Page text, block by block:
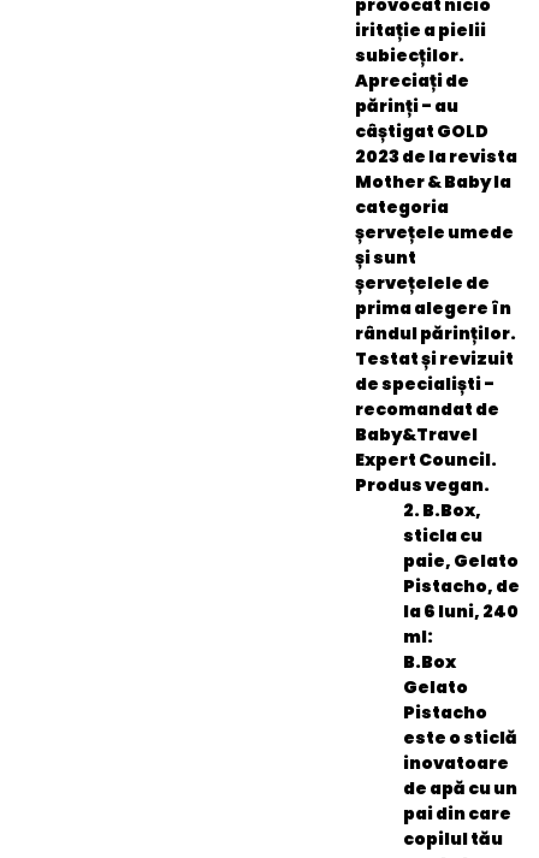
provocat nicio
iritație a pielii
subiecților.
Apreciați de
părinți - au
câștigat GOLD
2023 de la revista
Mother & Baby la
categoria
șervețele umede
și sunt
șervețelele de
prima alegere în
rândul părinților.
Testat și revizuit
de specialiști -
recomandat de
Baby&Travel
Expert Council.
Produs vegan.
2. B.Box,
sticla cu
paie, Gelato
Pistacho, de
la 6 luni, 240
ml:
B.Box
Gelato
Pistacho
este o sticlă
inovatoare
de apă cu un
pai din care
copilul tău